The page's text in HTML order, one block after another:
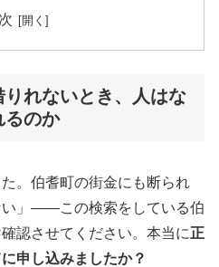
れないとき、人はな
るのか
。伯耆町の街金にも断られ
い」——この検索をしている伯
認させてください。本当に正
申し込みましたか？